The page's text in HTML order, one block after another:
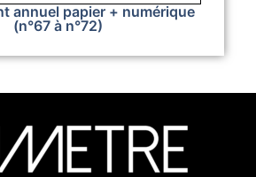
annuel papier + numérique
(n°67 à n°72)